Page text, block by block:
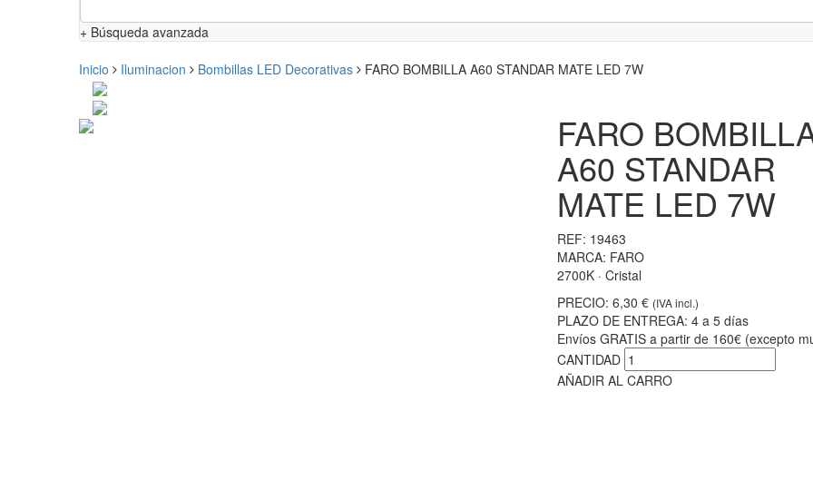
+ Búsqueda avanzada
Inicio Iluminacion Bombillas LED Decorativas FARO BOMBILLA A60 STANDAR MATE LED 7W
FARO
A60 STANDAR
MATE LED 7W
REF: 19463
MARCA: FARO
2700K · Cristal
PRECIO: 6,30 € (IVA incl.)
PLAZO DE ENTREGA: 4 a 5 días
Envíos GRATIS a partir de 160€ (excepto
CANTIDAD
AÑADIR AL CARRO